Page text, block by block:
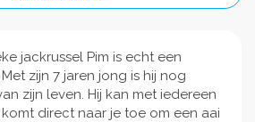
jackrussel Pim is echt een
zijn 7 jaren jong is hij nog
zijn leven. Hij kan met iedereen
direct naar je toe om een aai